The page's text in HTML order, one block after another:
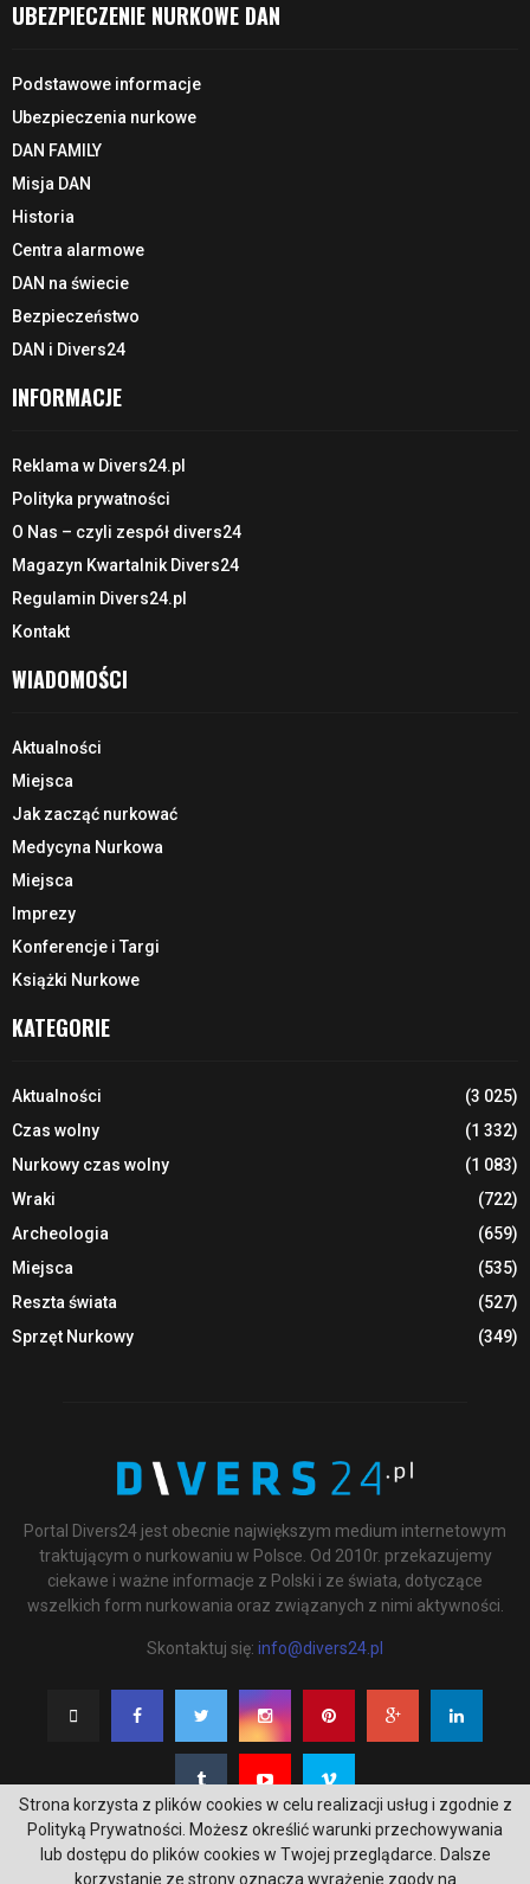
UBEZPIECZENIE NURKOWE DAN
Podstawowe informacje
Ubezpieczenia nurkowe
DAN FAMILY
Misja DAN
Historia
Centra alarmowe
DAN na świecie
Bezpieczeństwo
DAN i Divers24
INFORMACJE
Reklama w Divers24.pl
Polityka prywatności
O Nas – czyli zespół divers24
Magazyn Kwartalnik Divers24
Regulamin Divers24.pl
Kontakt
WIADOMOŚCI
Aktualności
Miejsca
Jak zacząć nurkować
Medycyna Nurkowa
Miejsca
Imprezy
Konferencje i Targi
Książki Nurkowe
KATEGORIE
Aktualności
(3 025)
Czas wolny
(1 332)
Nurkowy czas wolny
(1 083)
Wraki
(722)
Archeologia
(659)
Miejsca
(535)
Reszta świata
(527)
Sprzęt Nurkowy
(349)
Portal Divers24 jest obecnie największym medium internetowym
traktującym o nurkowaniu w Polsce. Od 2010r. przekazujemy
ciekawe i ważne informacje z Polski i ze świata, dotyczące
wszelkich form nurkowania oraz związanych z nimi aktywności.
Skontaktuj się: info@divers24.pl
Strona korzysta z plików cookies w celu realizacji usług i zgodnie z
Polityką Prywatności. Możesz określić warunki przechowywania
lub dostępu do plików cookies w Twojej przeglądarce. Dalsze
korzystanie ze strony oznacza wyrażenie zgody na